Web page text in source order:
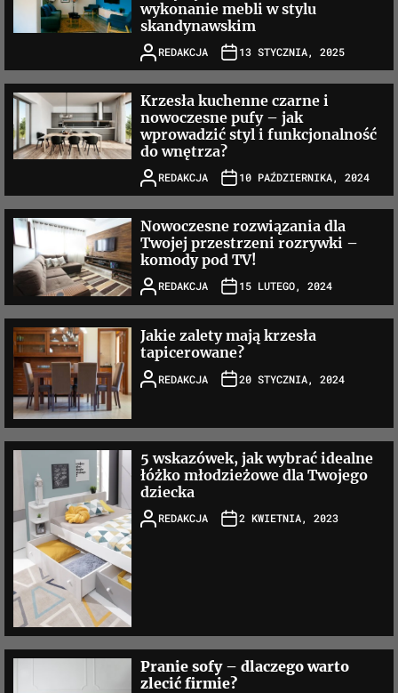
wykonanie mebli w stylu
skandynawskim
REDAKCJA 13 STYCZNIA, 2025
Krzesła kuchenne czarne i
nowoczesne pufy – jak
wprowadzić styl i funkcjonalność
do wnętrza?
REDAKCJA 10 PAŹDZIERNIKA, 2024
Nowoczesne rozwiązania dla
Twojej przestrzeni rozrywki –
komody pod TV!
REDAKCJA 15 LUTEGO, 2024
Jakie zalety mają krzesła
tapicerowane?
REDAKCJA 20 STYCZNIA, 2024
5 wskazówek, jak wybrać idealne
łóżko młodzieżowe dla Twojego
dziecka
REDAKCJA 2 KWIETNIA, 2023
Pranie sofy – dlaczego warto
zlecić firmie?